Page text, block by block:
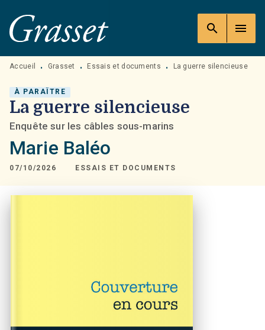
MENU RECHERCHE
PIED DE PAGE
search menu
Accueil • Grasset • Essais et documents • La guerre silencieuse
À PARAÎTRE
La guerre silencieuse
Enquête sur les câbles sous-marins
Marie Baléo
07/10/2026 ESSAIS ET DOCUMENTS